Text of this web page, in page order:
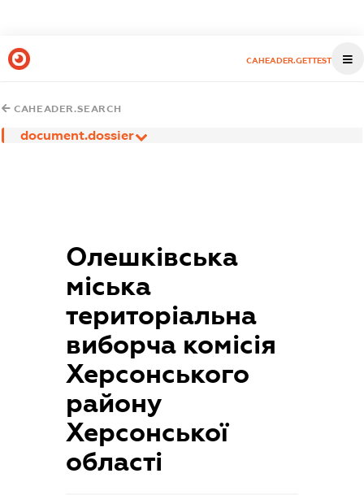
CAHEADER.GETTEST
CAHEADER.SEARCH
document.dossier
Олешківська
міська
територіальна
виборча комісія
Херсонського
району
Херсонської
області